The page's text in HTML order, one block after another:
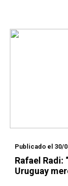
Publicado el 30/
Rafael Radi:
Uruguay